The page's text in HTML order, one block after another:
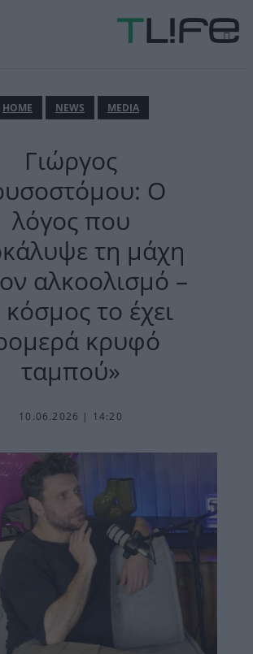
ΗΟΜΕ NEWS MEDIA
Γιώργος
Ο
λόγος που
τη μάχη
αλκοολισμό –
το έχει
κρυφό
ταμπού»
10.06.2026 | 14:20